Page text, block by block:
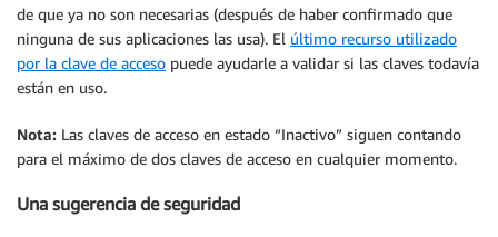
de que ya no son necesarias (después de haber confirmado que
ninguna de sus aplicaciones las usa). El último recurso utilizado
por la clave de acceso puede ayudarle a validar si las claves todavía
están en uso.
Nota: Las claves de acceso en estado “Inactivo” siguen contando
para el máximo de dos claves de acceso en cualquier momento.
Una sugerencia de seguridad